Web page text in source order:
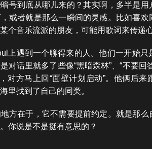
号到底从哪儿来的？其实啊，多半是
或者就是那么一瞬间的灵感。比如喜
个音乐流派的朋友，可能用歌词来传递
上遇到一个聊得来的人。他们一开始只
对话里就多了些像“黑暗森林”、“不要回
对方马上回“面壁计划启动”。他俩后
里找到了自己的同类。
方在于，它不需要提前约定。就是那
你说是不是挺有意思的？